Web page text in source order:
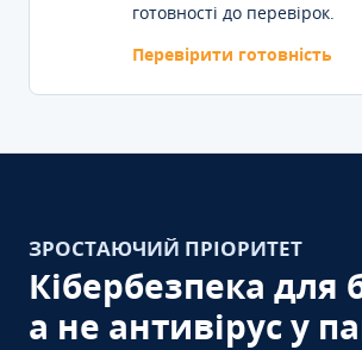
готовності до перевірок.
Перевірити готовність
ЗРОСТАЮЧИЙ ПРІОРИТЕТ
Кібербезпека для
а не антивірус у